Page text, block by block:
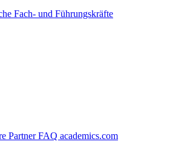
Fach- und Führungskräfte
PartnerFAQ academics.com